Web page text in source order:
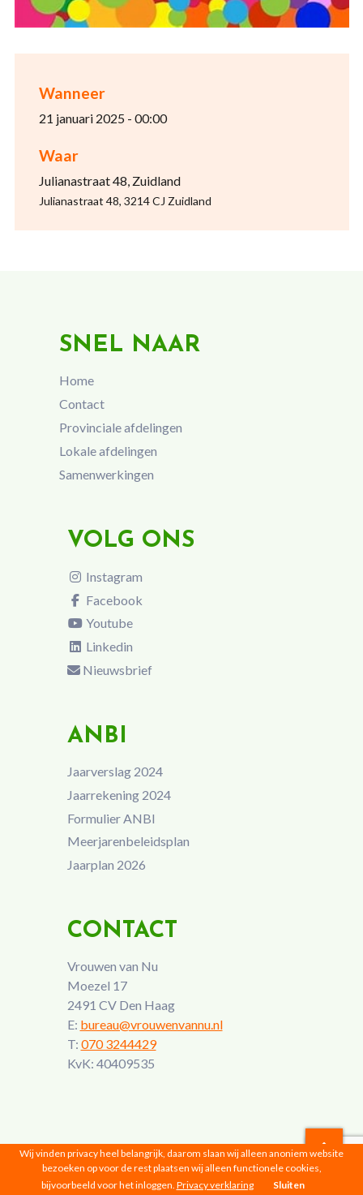
Wanneer
21 januari 2025 - 00:00
Waar
Julianastraat 48, Zuidland
Julianastraat 48, 3214 CJ Zuidland
SNEL NAAR
Home
Contact
Provinciale afdelingen
Lokale afdelingen
Samenwerkingen
VOLG ONS
Instagram
Facebook
Youtube
Linkedin
Nieuwsbrief
ANBI
Jaarverslag 2024
Jaarrekening 2024
Formulier ANBI
Meerjarenbeleidsplan
Jaarplan 2026
CONTACT
Vrouwen van Nu
Moezel 17
2491 CV Den Haag
E: bureau@vrouwenvannu.nl
T: 070 3244429
KvK: 40409535
Vrouwen van Nu © 2026 |Privacyverklaring
Wij vinden privacy heel belangrijk, daarom slaan wij alleen anoniem website
bezoeken op voor de rest plaatsen wij alleen functionele cookies,
bijvoorbeeld voor het inloggen. Privacy verklaring Sluiten